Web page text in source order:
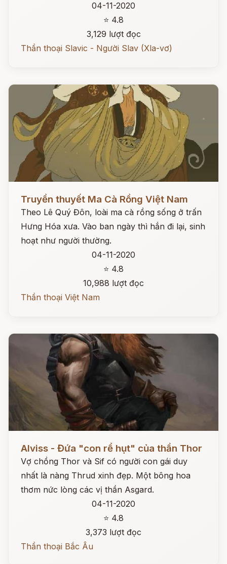
04-11-2020
⭐ 4.8
3,129 lượt đọc
Thần thoại Slavic - Người Slav (Xla-vơ)
Đọc ngay
Truyền thuyết Ma Cà Rồng Việt Nam
Theo Lê Quý Đôn, loài ma cà rồng sống ở trấn
Hưng Hóa xưa. Vào ban ngày thì hắn đi lại, sinh
hoạt như người thường.
04-11-2020
⭐ 4.8
10,988 lượt đọc
Thần thoại Việt Nam
Alviss - Đứa "con rể hụt" của thần Thor
Vợ chồng Thor và Sif có người con gái duy
nhất là nàng Thrud xinh đẹp. Một bông hoa
thơm nức lòng các vị thần Asgard.
04-11-2020
⭐ 4.8
3,373 lượt đọc
Thần thoại Bắc Âu